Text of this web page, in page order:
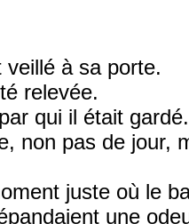
à sa porte.
relevée.
qui il était gardé.
non pas de
juste où le
une